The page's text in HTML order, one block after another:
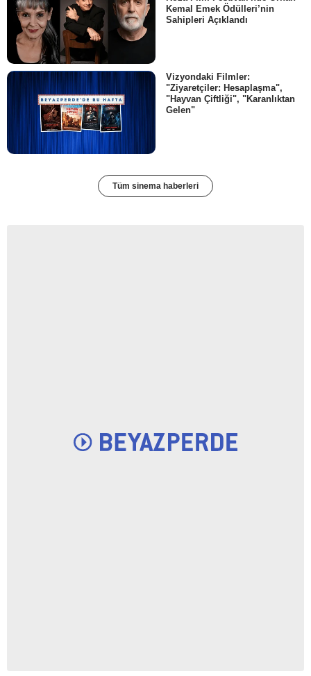
Kemal Emek Ödülleri’nin
Sahipleri Açıklandı
Vizyondaki Filmler:
"Ziyaretçiler: Hesaplaşma",
"Hayvan Çiftliği", "Karanlıktan
Gelen"
Tüm sinema haberleri